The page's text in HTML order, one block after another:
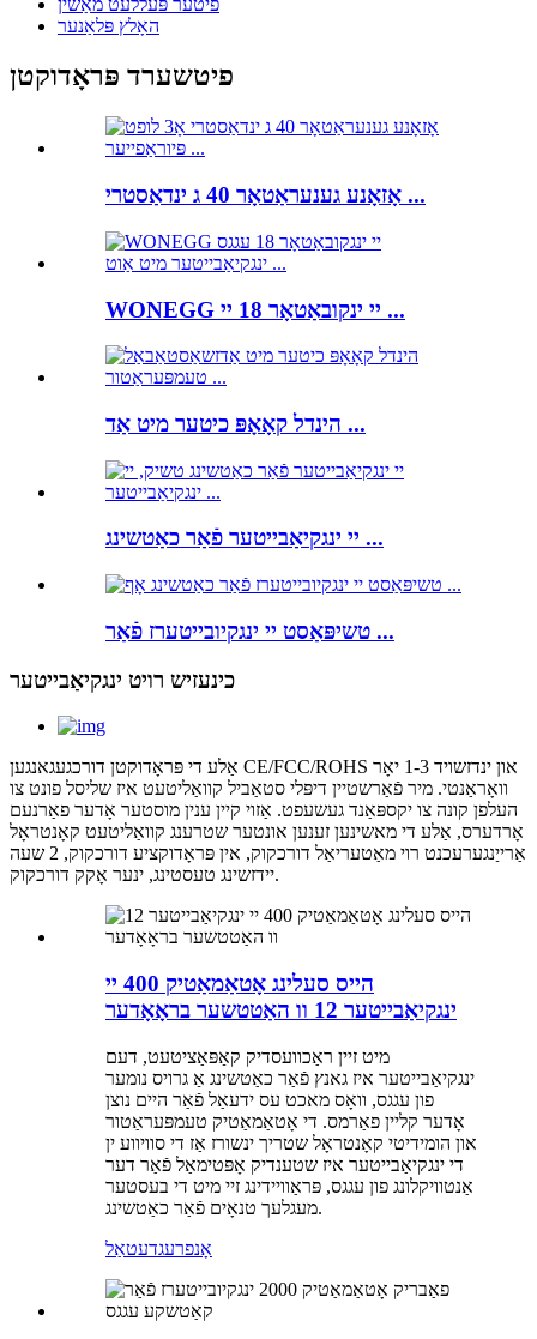
האָלץ פּלאַנער
פיטשערד פּראָדוקטן
אָזאָנע גענעראַטאָר 40 ג ינדאַסטרי ...
WONEGG יי ינקובאַטאָר 18 יי ...
הינדל קאָאָפּ כיטער מיט אַד ...
יי ינגקיאַבייטער פֿאַר כאַטשינג ...
טשיפּאַסט יי ינגקיובייטערז פֿאַר ...
כינעזיש רויט ינגקיאַבייטער
אַלע די פּראָדוקטן דורכגעגאנגען CE/FCC/ROHS און ינדזשויד 1-3 יאָר
וואָראַנטי. מיר פֿאַרשטיין דיפּלי סטאַביל קוואַליטעט איז שליסל פונט צו
העלפן קונה צו יקספּאַנד געשעפט. אַזוי קיין ענין מוסטער אָדער פאַרנעם
אָרדערס, אַלע די מאשינען זענען אונטער שטרענג קוואַליטעט קאָנטראָל
אַרייַנגערעכנט רוי מאַטעריאַל דורכקוק, אין פּראָדוקציע דורכקוק, 2 שעה
יידזשינג טעסטינג, ינער אָקק דורכקוק.
הייס סעלינג אָטאַמאַטיק 400 יי
ינגקיאַבייטער 12 וו האַטטשער בראָאָדער
מיט זיין ראַכוועסדיק קאַפּאַציטעט, דעם
ינגקיאַבייטער איז גאנץ פֿאַר כאַטשינג אַ גרויס נומער
פון עגגס, וואָס מאכט עס ידעאַל פֿאַר היים נוצן
אָדער קליין פאַרמס. די אָטאַמאַטיק טעמפּעראַטור
און הומידיטי קאָנטראָל שטריך ינשורז אַז די סוויווע ין
די ינגקיאַבייטער איז שטענדיק אָפּטימאַל פֿאַר דער
אַנטוויקלונג פון עגגס, פּראַוויידינג זיי מיט די בעסטער
מעגלעך טנאָים פֿאַר כאַטשינג.
אָנפרעגדעטאַל